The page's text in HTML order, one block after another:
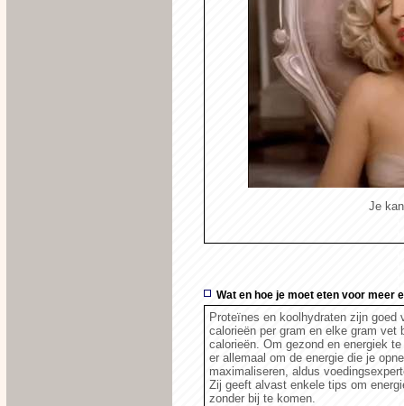
Je
Wat en hoe je moet eten voor meer
Proteïnes en koolhydraten zijn goed
calorieën per gram en elke gram vet
calorieën. Om gezond en energiek
er allemaal om de energie die je
maximaliseren, aldus
Zij geeft alvast enkele tips om
zonder bij te komen.